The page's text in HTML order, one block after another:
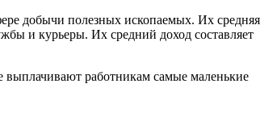
добычи полезных ископаемых. Их средняя
и курьеры. Их средний доход составляет
выплачивают работникам самые маленькие